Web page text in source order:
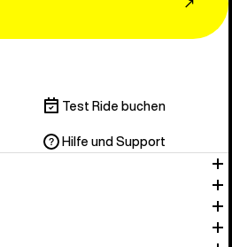
↗
Test Ride buchen
Hilfe und Support